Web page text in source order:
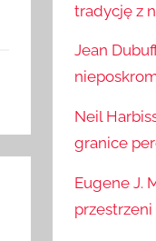
tradycję z
Jean
Neil
granice
Eugene J.